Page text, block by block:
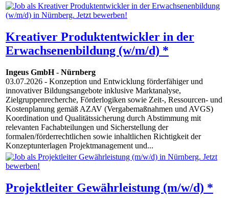
Kreativer Produktentwickler in der
Erwachsenenbildung (w/m/d) *
Ingeus GmbH- Nürnberg
03.07.2026 - Konzeption und Entwicklung förderfähiger und
innovativer Bildungsangebote inklusive Marktanalyse,
Zielgruppenrecherche, Förderlogiken sowie Zeit-, Ressourcen- und
Kostenplanung gemäß AZAV (Vergabemaßnahmen und AVGS)
Koordination und Qualitätssicherung durch Abstimmung mit
relevanten Fachabteilungen und Sicherstellung der
formalen/förderrechtlichen sowie inhaltlichen Richtigkeit der
Konzeptunterlagen Projektmanagement und...
Projektleiter Gewährleistung (m/w/d) *